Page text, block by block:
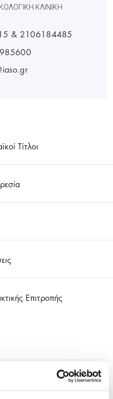
ΚΛΙΝΙΚΗ
& 2106184485
Τίτλοι
Επιτροπής